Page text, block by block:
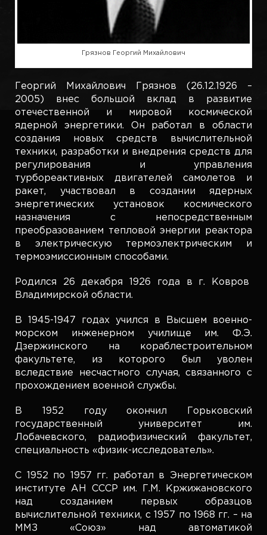
Грязнов Георгий Михайлович
Георгий Михайлович Грязнов (26.12.1926 –
2005) внес большой вклад в развитие
отечественной и мировой космической
ядерной энергетики. Он работал в области
создания новых средств вычислительной
техники, разработки и внедрения средств для
регулирования и управления
турбореактивных двигателей самолетов и
ракет, участвовал в создании ядерных
энергетических установок космического
назначения с непосредственным
преобразованием тепловой энергии реактора
в электрическую термоэлектрическим и
термоэмиссионным способами.
Родился 26 декабря 1926 года в г. Ковров
Владимирской области.
В 1945-1947 годах учился в Высшем военно-
морском инженерном училище им. Ф.Э.
Дзержинского на кораблестроительном
факультете, из которого был уволен
вследствие несчастного случая, связанного с
прохождением военной службы.
В 1952 году окончил Горьковский
государственный университет им.
Лобачевского, радиофизический факультет,
специальность «физик-исследователь».
С 1952 по 1957 гг. работал в Энергетическом
институте АН СССР им. Г.М. Кржижановского
над созданием первых образцов
вычислительной техники, с 1957 по 1968 гг. – на
ММЗ «Союз» над автоматикой